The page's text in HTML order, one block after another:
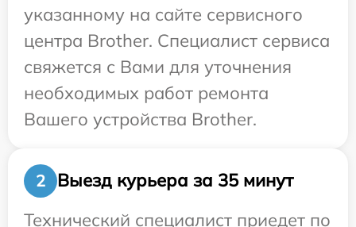
указанному на сайте сервисного
центра Brother. Специалист сервиса
свяжется с Вами для уточнения
необходимых работ ремонта
Вашего устройства Brother.
2
Выезд курьера за 35 минут
Технический специалист приедет по